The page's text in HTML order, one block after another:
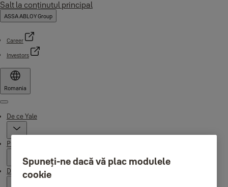
Salt la conţinutul principal
ASSA ABLOY Group
Career
Investors
Romania
Menu
De ce Yale
Products
Distribuitori
Spuneți-ne dacă vă plac modulele
cookie